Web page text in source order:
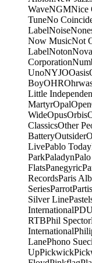
WaveNGMNice
TuneNo
LabelNoise
Now MusicNot
LabelNotonNova
Corporation
UnoNYJOOasis
BoyOHR
Little
MartyrOpalOpen
WideOpusOrbis
ClassicsOther
BatteryOutsider
LivePablo Today
ParkPaladyn
FlatsPanegyric
RecordsParis
SeriesParrot
Silver Line
International
RTBPhil Spector
International
LanePhono
UpPickwick